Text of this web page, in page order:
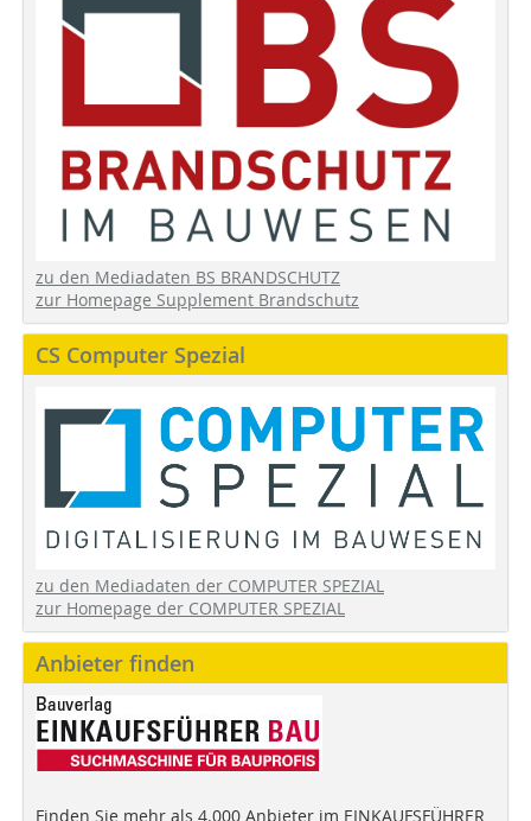
zu den Mediadaten BS BRANDSCHUTZ
zur Homepage Supplement Brandschutz
CS Computer Spezial
zu den Mediadaten der COMPUTER SPEZIAL
zur Homepage der COMPUTER SPEZIAL
Anbieter finden
Finden Sie mehr als 4.000 Anbieter im EINKAUFSFÜHRER